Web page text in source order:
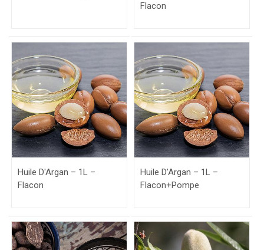
Flacon
Huile D'Argan – 1L –
Flacon
Huile D'Argan – 1L –
Flacon+Pompe